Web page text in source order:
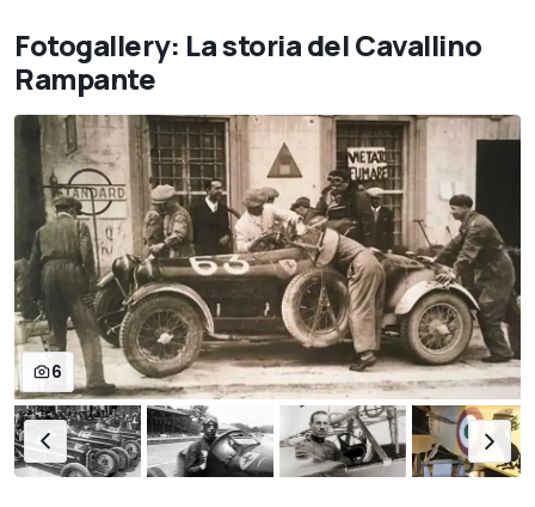
Fotogallery: La storia del Cavallino
Rampante
6